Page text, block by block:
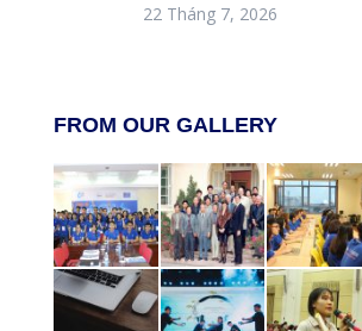
22 Tháng 7, 2026
FROM OUR GALLERY